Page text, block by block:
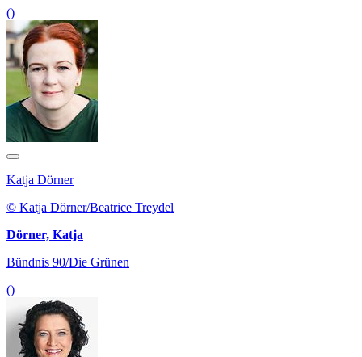
()
Katja Dörner
© Katja Dörner/Beatrice Treydel
Dörner, Katja
Bündnis 90/Die Grünen
()